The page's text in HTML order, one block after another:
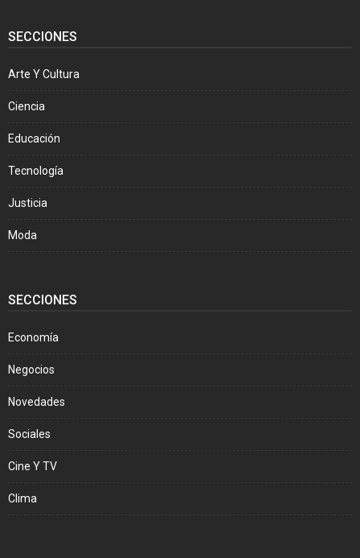
SECCIONES
Arte Y Cultura
Ciencia
Educación
Tecnología
Justicia
Moda
SECCIONES
Economía
Negocios
Novedades
Sociales
Cine Y TV
Clima